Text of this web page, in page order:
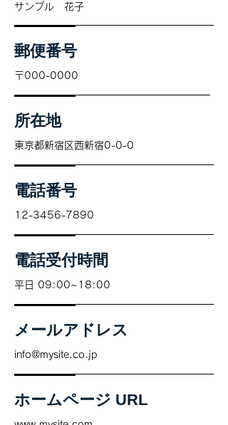
サンプル 花子
郵便番号
〒000-0000
所在地
東京都新宿区西新宿0-0-0
電話番号
12-3456-7890
電話受付時間
平日 09:00~18:00
メールアドレス
info@mysite.co.jp
ホームページ URL